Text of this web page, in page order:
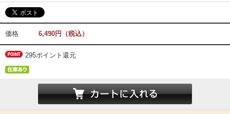
価格 6,490円（税込）
295ポイント還元